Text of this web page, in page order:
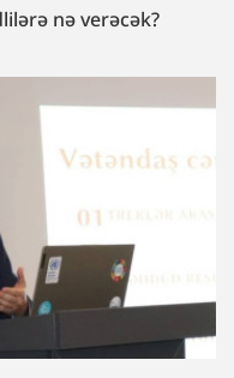
nə verəcək?